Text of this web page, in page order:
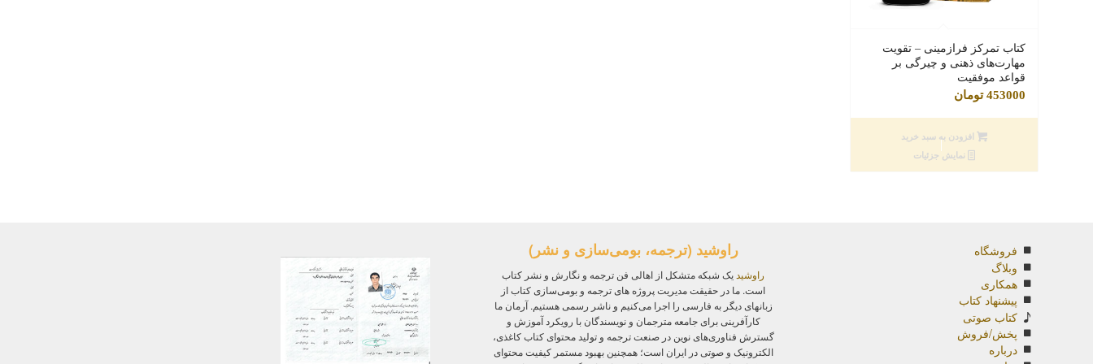
کتاب تمرکز فرازمینی – تقویت
مهارت‌های ذهنی و چیرگی بر
قواعد موفقیت
453000 تومان
افزودن به سبد خرید
نمایش جزئیات
فروشگاه
وبلاگ
همکاری
پیشنهاد کتاب
کتاب صوتی
پخش/فروش
درباره
راوشید (ترجمه، بومی‌سازی و نشر)
راوشید یک شبکه متشکل از اهالی فن ترجمه و نگارش و نشر کتاب
است. ما در حقیقت مدیریت پروژه‌ های ترجمه و بومی‌سازی کتاب از
زبانهای دیگر به فارسی را اجرا می‌کنیم و ناشر رسمی هستیم. آرمان ما
کارآفرینی برای جامعه مترجمان و نویسندگان با رویکرد آموزش و
گسترش فناوری‌های نوین در صنعت ترجمه و تولید محتوای کتاب کاغذی،
الکترونیک و صوتی در ایران است؛ همچنین بهبود مستمر کیفیت محتوای